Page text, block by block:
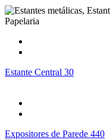
Estante Central 30
Expositores de Parede 440